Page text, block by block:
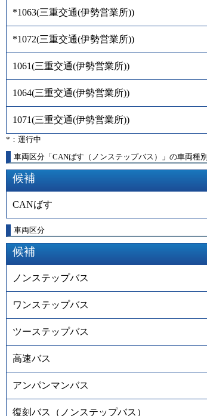
*1063(三重交通(伊勢営業所))
*1072(三重交通(伊勢営業所))
1061(三重交通(伊勢営業所))
1064(三重交通(伊勢営業所))
1071(三重交通(伊勢営業所))
*：運行中
車両区分「CANばす（ノンステップバス）」の車両種別
候補
CANばす
車両区分
候補
ノンステップバス
ワンステップバス
ツーステップバス
高速バス
アンパンマンバス
復刻バス（ノンステップバス）